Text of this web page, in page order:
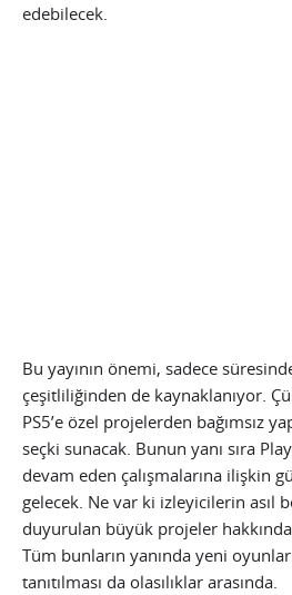
edebilecek.
Bu yayının önemi, sadece
çeşitliliğinden de kaynaklanıyor.
PS5’e özel projelerden bağımsız
seçki sunacak. Bunun yanı sıra
devam eden çalışmalarına ilişkin
gelecek. Ne var ki izleyicilerin asıl
duyurulan büyük projeler
Tüm bunların yanında yeni
tanıtılması da olasılıklar arasında.